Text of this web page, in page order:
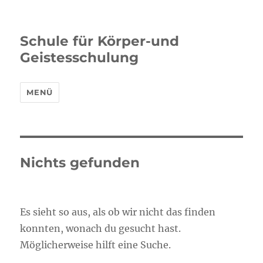
Schule für Körper-und
Geistesschulung
MENÜ
Nichts gefunden
Es sieht so aus, als ob wir nicht das finden
konnten, wonach du gesucht hast.
Möglicherweise hilft eine Suche.